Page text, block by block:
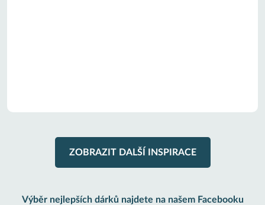
ZOBRAZIT DALŠÍ INSPIRACE
Výběr nejlepších dárků najdete na našem Facebooku